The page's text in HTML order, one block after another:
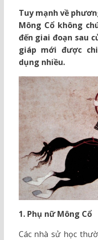
Tuy mạnh về
Mông Cổ không
đến giai đoạn sau
giáp mới được
dụng nhiều.
1. Phụ nữ Mông Cổ
Các nhà sử học